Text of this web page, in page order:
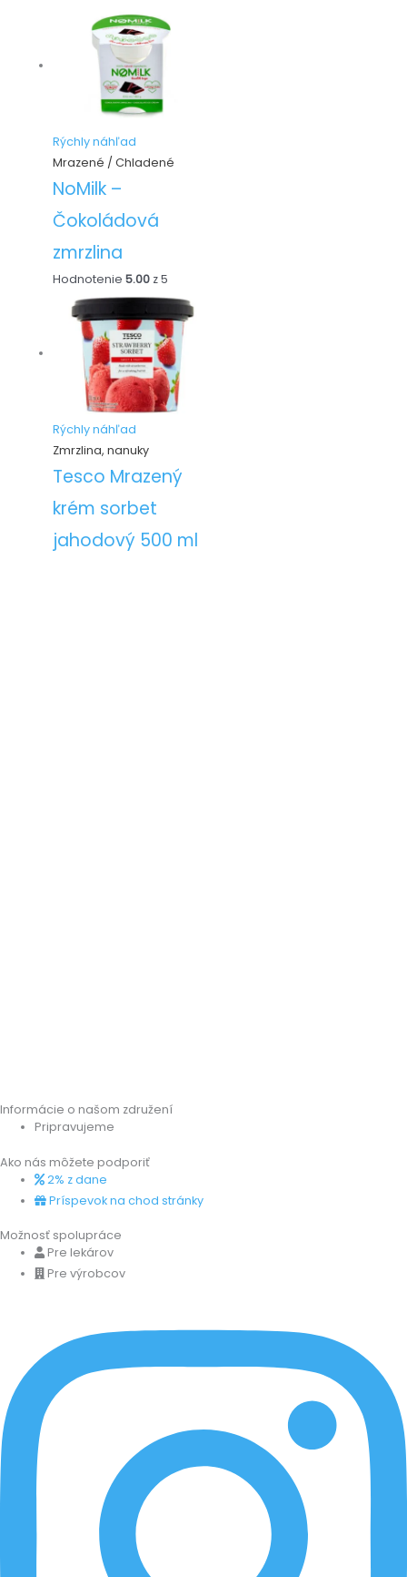
Rýchly náhľad
Mrazené / Chladené
NoMilk –
Čokoládová
zmrzlina
Hodnotenie5.00 z 5
Rýchly náhľad
Zmrzlina, nanuky
Tesco Mrazený
krém sorbet
jahodový 500 ml
Informácie o našom združení
Pripravujeme
Ako nás môžete podporiť
2% z dane
Príspevok na chod stránky
Možnosť spolupráce
Pre lekárov
Pre výrobcov